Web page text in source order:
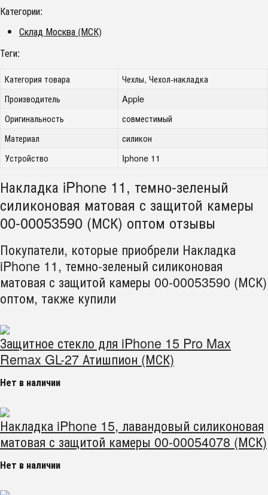
Категории:
Склад Москва (МСК)
Теги:
Категория товара
Чехлы, Чехол-накладка
Производитель
Apple
Оригинальность
совместимый
Материал
силикон
Устройство
Iphone 11
Накладка iPhone 11, темно-зеленый
силиконовая матовая с защитой камеры
00-00053590 (МСК) оптом отзывы
Покупатели, которые приобрели Накладка
iPhone 11, темно-зеленый силиконовая
матовая с защитой камеры 00-00053590 (МСК)
оптом, также купили
Защитное стекло для iPhone 15 Pro Max
Remax GL-27 Атишпион (МСК)
Нет в наличии
Накладка iPhone 15, лавандовый силиконовая
матовая с защитой камеры 00-00054078 (МСК)
Нет в наличии